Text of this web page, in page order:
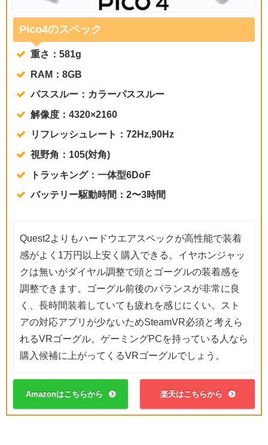
Pico4のスペック
重さ：581g
RAM：8GB
パススルー：カラーパススルー
解像度：4320×2160
リフレッシュレート：72Hz,90Hz
視野角：105(対角)
トラッキング：一体型6DoF
バッテリー駆動時間：2〜3時間
Quest2よりもハードウエアスペックが高性能で装着
感がよく1万円以上安く購入できる。イヤホンジャッ
クは無いがダイヤル調整で頭とゴーグルの装着感を
調整できます。ゴーグル前後のバランスが非常に良
く、長時間装着していても疲れを感じにくい。スト
アの対応アプリが少ないためSteamVR必須と考えら
れるVRゴーグル。ゲーミングPCを持っている人なら
購入候補に上がってくるVRゴーグルでしょう。
Amazonはこちらから 楽天はこちらから